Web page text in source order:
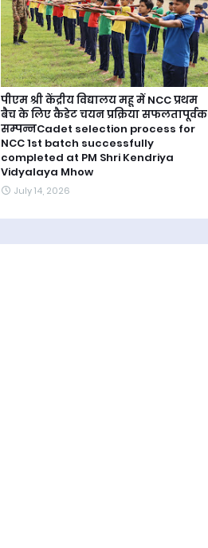
पीएम श्री केंद्रीय विद्यालय महू में NCC प्रथम
बैच के लिए कैडेट चयन प्रक्रिया सफलतापूर्वक
सम्पन्नCadet selection process for
NCC 1st batch successfully
completed at PM Shri Kendriya
Vidyalaya Mhow
July 14, 2026